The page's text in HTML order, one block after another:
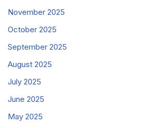
November 2025
October 2025
September 2025
August 2025
July 2025
June 2025
May 2025